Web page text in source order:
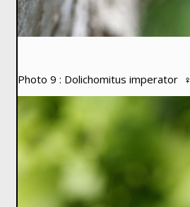
Photo 9 : Dolichomitus imperator♀